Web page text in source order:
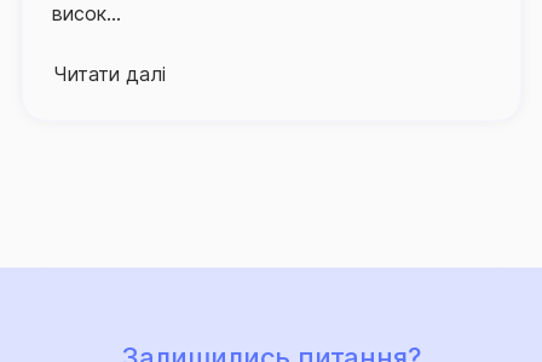
інформаційно-консультаційну підтримку
висок...
Читати далі